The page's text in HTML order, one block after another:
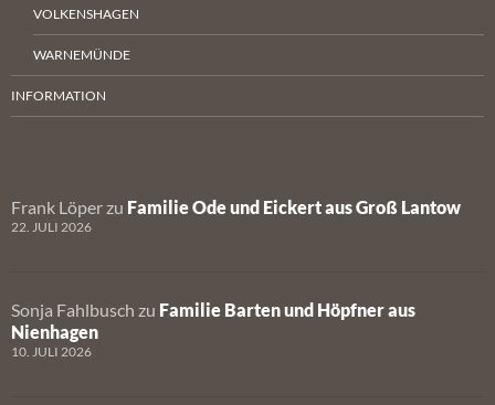
VOLKENSHAGEN
WARNEMÜNDE
INFORMATION
Frank Löper zu Familie Ode und Eickert aus Groß Lantow
22. JULI 2026
Sonja Fahlbusch zu Familie Barten und Höpfner aus
Nienhagen
10. JULI 2026